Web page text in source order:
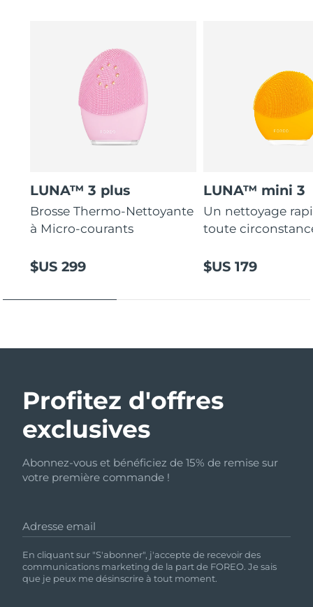
LUNA™ 3 plus
Brosse Thermo-Nettoyante
à Micro-courants
$US 299
LUNA™ mini 3
Un nettoyage
toute
$US 179
Profitez d'offres
exclusives
Abonnez-vous et bénéficiez de 15% de remise sur
votre première commande !
Adresse email
En cliquant sur "S'abonner", j'accepte de recevoir des
communications marketing de la part de FOREO. Je sais
que je peux me désinscrire à tout moment.